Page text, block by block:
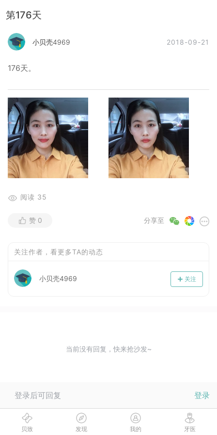
第176天
小贝壳4969 2018-09-21
176天。
阅读 35
分享至
赞 0
关注作者，看更多TA的动态
关注
小贝壳4969
当前没有回复，快来抢沙发~
登录后可回复 登录
贝致 发现 我的 牙医